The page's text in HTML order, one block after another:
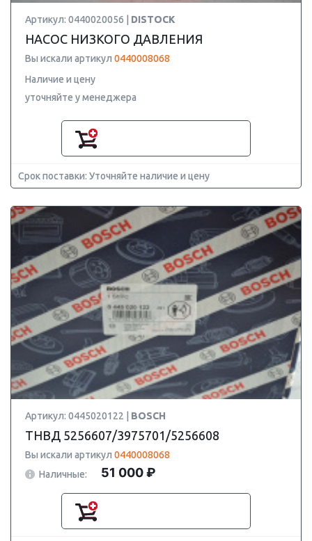
Артикул: 0440020056 | DISTOCK
НАСОС НИЗКОГО ДАВЛЕНИЯ
Вы искали артикул 0440008068
Наличие и цену
уточняйте у менеджера
Срок поставки: Уточняйте наличие и цену
Артикул: 0445020122 | BOSCH
ТНВД 5256607/3975701/5256608
Вы искали артикул 0440008068
Наличные:
51 000 ₽